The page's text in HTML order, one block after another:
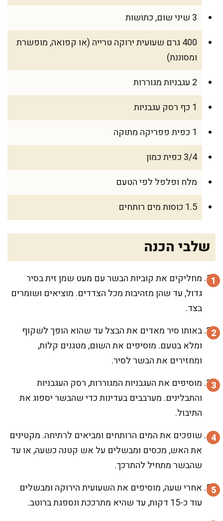
3 שיני שום, כתושות
400 גרם שעועית ירוקה טרייה (או קפואה, מופשרת
ומסוננת)
2 עגבניות מגוררות
1 כף רסק עגבניות
1 כפית פפריקה מתוקה
3/4 כפית כמון
מלח ופלפל לפי הטעם
1.5 כוסות מים רותחים
שלבי הכנה
מחליקים את קוביות הבשר עם מעט שמן זית בסיר
גדול, עד שהן מזהיבות מכל הצדדים. מוציאים ושומרים
בצד.
באותו סיר מאדים את הבצל עד שהוא הופך לשקוף
ומלא בטעם. מוסיפים את השום, מטגנים קלות,
ומחזירים את הבשר לסיר.
מוסיפים את העגבניות המגוררות, רסק העגבניות
והתבלינים. מערבבים בעדינות כדי שהבשר יספוג את
התיבול.
שופכים את המים הרותחים ומביאים לרתיחה. מקטינים
את האש, מכסים ומבשלים על אש קטנה כשעה, או עד
שהבשר מתחיל להתרכך.
אחרי שעה, מוסיפים את השעועית הירוקה ומבשלים
עוד כ-15 דקות, עד שהיא מתרככת ונספגת ברוטב.